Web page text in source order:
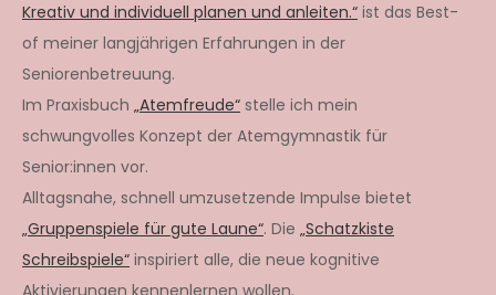
Kreativ und individuell planen und anleiten.“ ist das Best-
of meiner langjährigen Erfahrungen in der
Seniorenbetreuung.
Im Praxisbuch „Atemfreude“ stelle ich mein
schwungvolles Konzept der Atemgymnastik für
Senior:innen vor.
Alltagsnahe, schnell umzusetzende Impulse bietet
„Gruppenspiele für gute Laune“. Die „Schatzkiste
Schreibspiele“ inspiriert alle, die neue kognitive